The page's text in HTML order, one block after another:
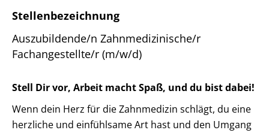
Stellenbezeichnung
Auszubildende/n Zahnmedizinische/r
Fachangestellte/r (m/w/d)
Stell Dir vor, Arbeit macht Spaß, und du bist dabei!
Wenn dein Herz für die Zahnmedizin schlägt, du eine
herzliche und einfühlsame Art hast und den Umgang